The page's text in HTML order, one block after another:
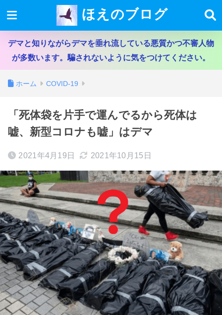
ほえのブログ
デマと知りながらデマを垂れ流している悪質かつ不審人物
が多数います。騙されないように気をつけてください。
ホーム COVID-19
「死体袋を片手で運んでるから死体は
嘘、新型コロナも嘘」はデマ
2021年4月19日 2021年10月15日